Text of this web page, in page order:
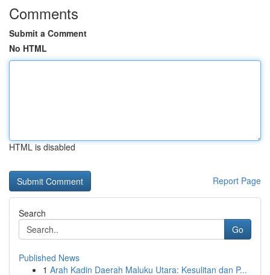
Comments
Submit a Comment
No HTML
HTML is disabled
Report Page
Search
Go
Published News
1 Arah Kadin Daerah Maluku Utara: Kesulitan dan P...